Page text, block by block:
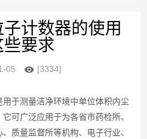
计数器的使用
些要求
05 [3334]
用于测量洁净环境中单位体积内尘
可广泛应用于为各省市药检所、
质量监督所等机构、电子行业、